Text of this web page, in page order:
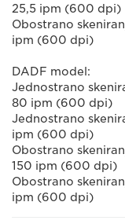
25,5 ipm (600 dpi)
Obostrano
ipm (600 dpi)
DADF model:
Jednostrano
80 ipm (600 dpi)
Jednostrano
ipm (600 dpi)
Obostrano
150 ipm (600 dpi)
Obostrano
ipm (600 dpi)